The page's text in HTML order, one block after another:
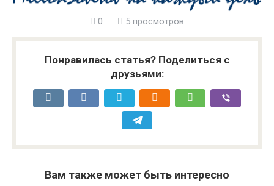
0 5 просмотров
Понравилась статья? Поделиться с
друзьями:
Вам также может быть интересно